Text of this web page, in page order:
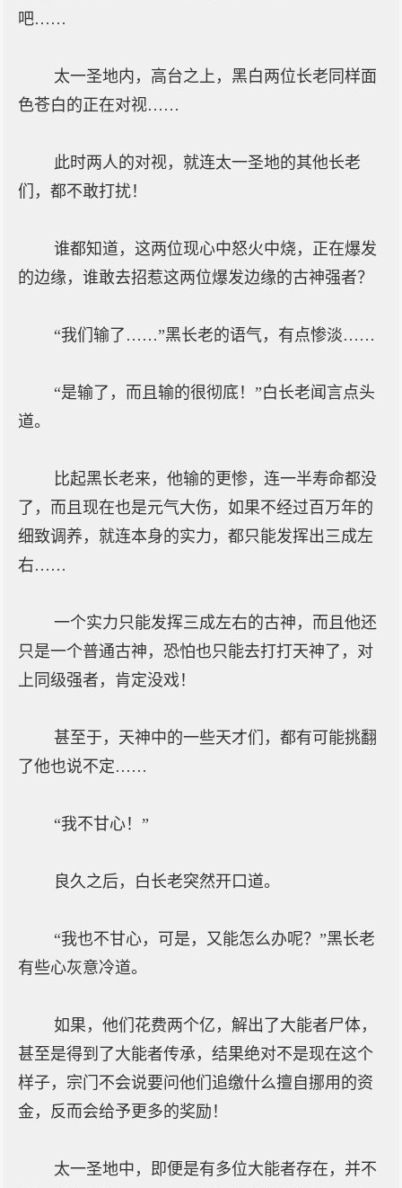
吧……
太一圣地内，高台之上，黑白两位长老同样面
色苍白的正在对视……
此时两人的对视，就连太一圣地的其他长老
们，都不敢打扰！
谁都知道，这两位现心中怒火中烧，正在爆发
的边缘，谁敢去招惹这两位爆发边缘的古神强者？
“我们输了……”黑长老的语气，有点惨淡……
“是输了，而且输的很彻底！”白长老闻言点头
道。
比起黑长老来，他输的更惨，连一半寿命都没
了，而且现在也是元气大伤，如果不经过百万年的
细致调养，就连本身的实力，都只能发挥出三成左
右……
一个实力只能发挥三成左右的古神，而且他还
只是一个普通古神，恐怕也只能去打打天神了，对
上同级强者，肯定没戏！
甚至于，天神中的一些天才们，都有可能挑翻
了他也说不定……
“我不甘心！”
良久之后，白长老突然开口道。
“我也不甘心，可是，又能怎么办呢？”黑长老
有些心灰意冷道。
如果，他们花费两个亿，解出了大能者尸体，
甚至是得到了大能者传承，结果绝对不是现在这个
样子，宗门不会说要问他们追缴什么擅自挪用的资
金，反而会给予更多的奖励！
太一圣地中，即便是有多位大能者存在，并不